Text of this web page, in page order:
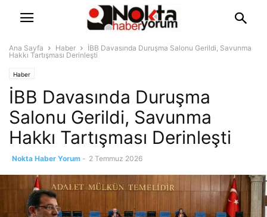
Ana Sayfa Haber
İBB Davasında Duruşma Salonu Gerildi, Savunma
Hakkı Tartışması Derinleşti
Haber
İBB Davasında Duruşma
Salonu Gerildi, Savunma
Hakkı Tartışması Derinleşti
Nokta Haber Yorum - 2 Temmuz 2026